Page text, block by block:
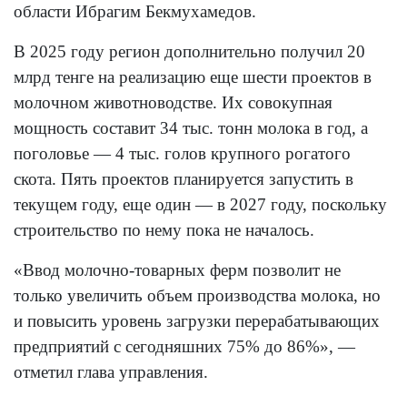
области Ибрагим Бекмухамедов.
В 2025 году регион дополнительно получил 20
млрд тенге на реализацию еще шести проектов в
молочном животноводстве. Их совокупная
мощность составит 34 тыс. тонн молока в год, а
поголовье — 4 тыс. голов крупного рогатого
скота. Пять проектов планируется запустить в
текущем году, еще один — в 2027 году, поскольку
строительство по нему пока не началось.
«Ввод молочно-товарных ферм позволит не
только увеличить объем производства молока, но
и повысить уровень загрузки перерабатывающих
предприятий с сегодняшних 75% до 86%», —
отметил глава управления.